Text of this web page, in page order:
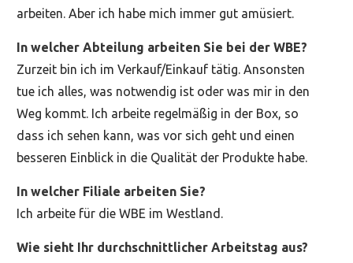
arbeiten. Aber ich habe mich immer gut amüsiert.
In welcher Abteilung arbeiten Sie bei der WBE?
Zurzeit bin ich im Verkauf/Einkauf tätig. Ansonsten
tue ich alles, was notwendig ist oder was mir in den
Weg kommt. Ich arbeite regelmäßig in der Box, so
dass ich sehen kann, was vor sich geht und einen
besseren Einblick in die Qualität der Produkte habe.
In welcher Filiale arbeiten Sie?
Ich arbeite für die WBE im Westland.
Wie sieht Ihr durchschnittlicher Arbeitstag aus?